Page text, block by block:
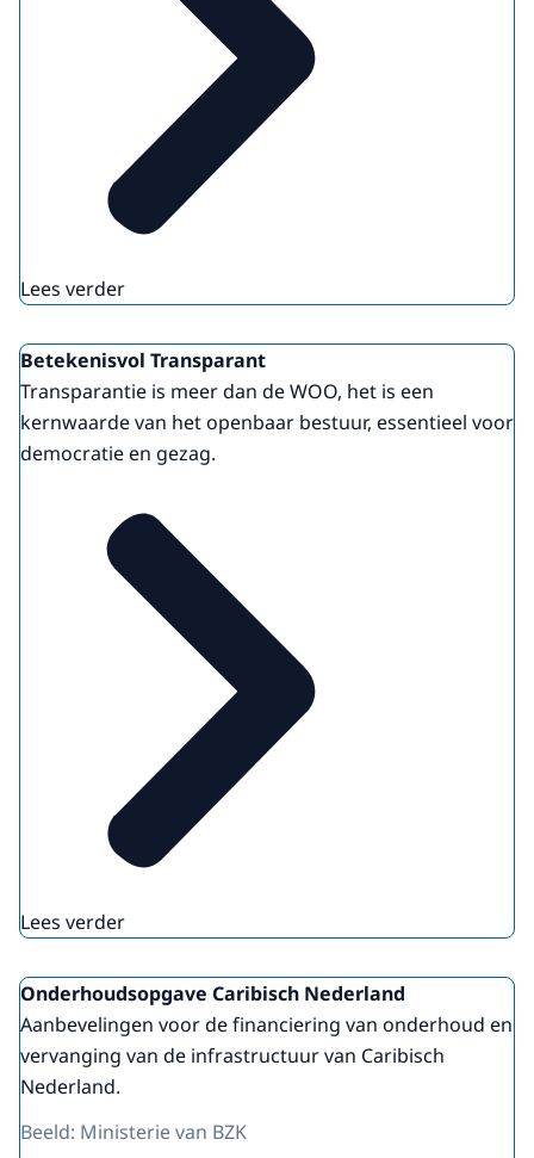
Lees verder
Betekenisvol Transparant
Transparantie is meer dan de WOO, het is een
kernwaarde van het openbaar bestuur, essentieel voor
democratie en gezag.
Lees verder
Onderhoudsopgave Caribisch Nederland
Aanbevelingen voor de financiering van onderhoud en
vervanging van de infrastructuur van Caribisch
Nederland.
Beeld: Ministerie van BZK